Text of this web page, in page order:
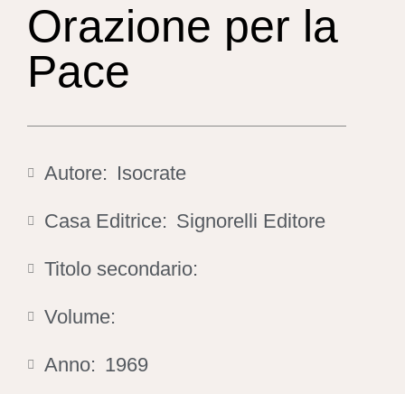
Orazione per la
Pace
Autore: Isocrate
Casa Editrice: Signorelli Editore
Titolo secondario:
Volume:
Anno: 1969